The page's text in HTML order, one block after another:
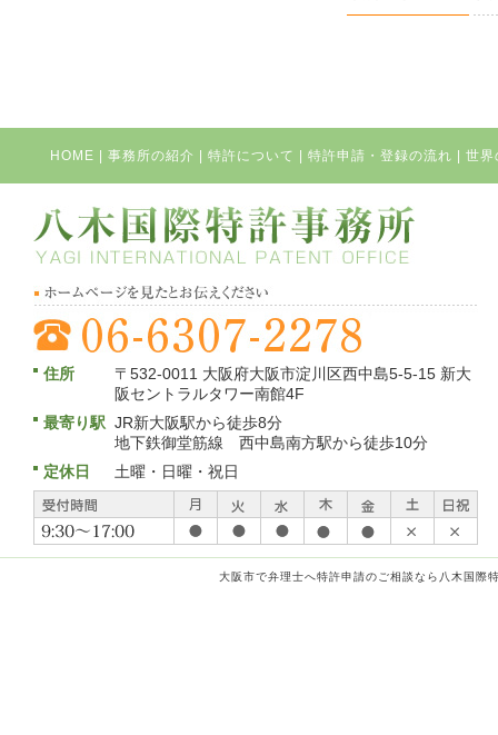
HOME 事務所の紹介 特許について 特許申請・登録の流れ 世界
住所
〒532-0011 大阪府大阪市淀川区西中島5-5-15 新大
阪セントラルタワー南館4F
最寄り駅 JR新大阪駅から徒歩8分
地下鉄御堂筋線 西中島南方駅から徒歩10分
定休日
土曜・日曜・祝日
大阪市で弁理士へ特許申請のご相談なら八木国